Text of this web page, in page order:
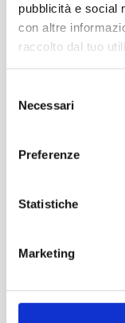
pubblicità e social
con altre
raccolto dal tuo
delNecessari
Preferenze
Statistiche
Marketing